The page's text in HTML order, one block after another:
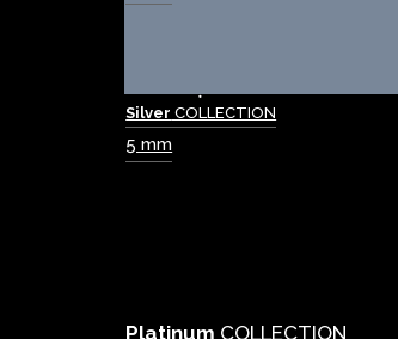
Silver COLLECTION
5 mm
Platinum COLLECTION